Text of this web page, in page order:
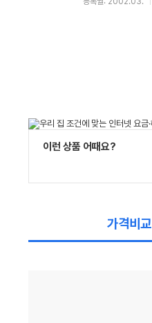
이런 상품 어때요?
가격비교